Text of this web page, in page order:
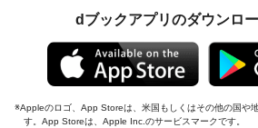
dブックアプリのダウンロ
Appleのロゴ、App Storeは、米国もしくはその他の国や
す。App Storeは、Apple Inc.のサービスマークです。